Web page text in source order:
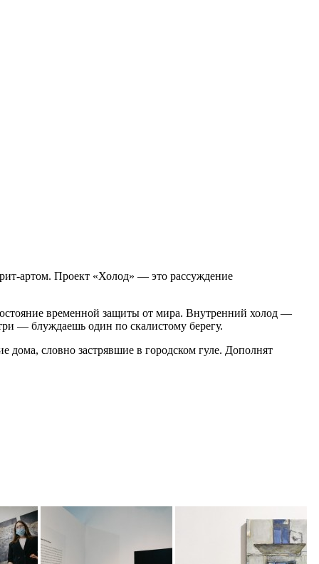
артом. Проект «Холод» — это рассуждение
временной защиты от мира. Внутренний холод —
— блуждаешь один по скалистому берегу.
словно застрявшие в городском гуле. Дополнят